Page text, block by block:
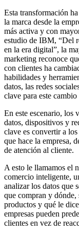
Esta transformación
la marca desde la
más activa y con
estudio de IBM, “Del
en la era digital”, la
marketing reconoce
con clientes ha
habilidades y
datos, las redes
clave para este
En este escenario, los
datos, dispositivos y
clave es convertir a
que hace la empresa,
de atención al cliente.
A esto le llamamos el
comercio inteligente,
analizar los datos que
que compran y
productos y qué le
empresas pueden
clientes en vez de